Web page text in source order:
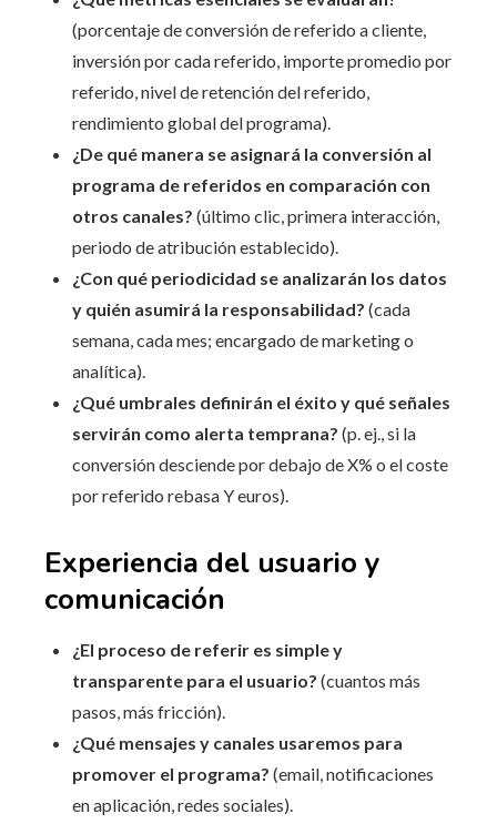
(porcentaje de conversión de referido a cliente,
inversión por cada referido, importe promedio por
referido, nivel de retención del referido,
rendimiento global del programa).
¿De qué manera se asignará la conversión al
programa de referidos en comparación con
otros canales? (último clic, primera interacción,
periodo de atribución establecido).
¿Con qué periodicidad se analizarán los datos
y quién asumirá la responsabilidad? (cada
semana, cada mes; encargado de marketing o
analítica).
¿Qué umbrales definirán el éxito y qué señales
servirán como alerta temprana? (p. ej., si la
conversión desciende por debajo de X% o el coste
por referido rebasa Y euros).
Experiencia del usuario y
comunicación
¿El proceso de referir es simple y
transparente para el usuario? (cuantos más
pasos, más fricción).
¿Qué mensajes y canales usaremos para
promover el programa? (email, notificaciones
en aplicación, redes sociales).